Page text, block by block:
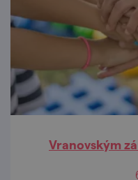
Vranovským